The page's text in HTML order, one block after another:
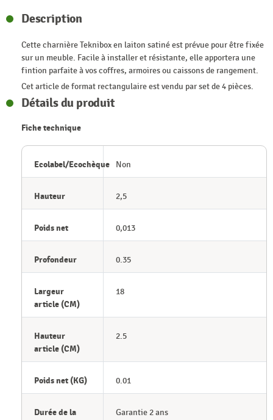
Description
Cette charnière Teknibox en laiton satiné est prévue pour être fixée
sur un meuble. Facile à installer et résistante, elle apportera une
fintion parfaite à vos coffres, armoires ou caissons de rangement.
Cet article de format rectangulaire est vendu par set de 4 pièces.
Détails du produit
Fiche technique
Ecolabel/Ecochèque Non
Hauteur 2,5
Poids net 0,013
Profondeur 0.35
Largeur
article (CM)
18
Hauteur
article (CM)
2.5
Poids net (KG) 0.01
Durée de la Garantie 2 ans